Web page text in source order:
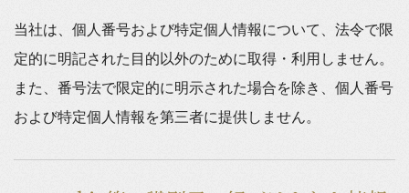
当社は、個人番号および特定個人情報について、法令で限
定的に明記された目的以外のために取得・利用しません。
また、番号法で限定的に明示された場合を除き、個人番号
および特定個人情報を第三者に提供しません。